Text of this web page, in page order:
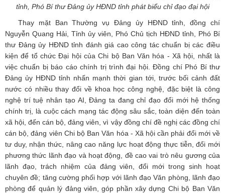
tỉnh, Phó Bí thư Đảng ủy HĐND tỉnh phát biểu chỉ đạo đại hội
Thay mặt Ban Thường vụ Đảng ủy HĐND tỉnh, đồng chí
Nguyễn Quang Hải, Tỉnh ủy viên, Phó Chủ tịch HĐND tỉnh, Phó Bí
thư Đảng ủy HĐND tỉnh đánh giá cao công tác chuẩn bị các điều
kiện để tổ chức Đại hội của Chi bộ Ban Văn hóa - Xã hội, nhất là
việc chuẩn bị báo cáo chính trị trình đại hội. Đồng chí Phó Bí thư
Đảng ủy HĐND tỉnh nhấn mạnh thời gian tới, trước bối cảnh đất
nước có nhiều thay đổi về khoa học công nghệ, đặc biệt là công
nghệ trí tuệ nhân tạo AI, Đảng ta đang chỉ đạo đổi mới hệ thống
chính trị, là cuộc cách mạng tác động sâu sắc, toàn diện đến toàn
xã hội, đến cán bộ, đảng viên, vì vậy đồng chí đề nghị các đồng chí
cán bộ, đảng viên Chi bộ Ban Văn hóa - Xã hội cần phải đổi mới về
tư duy, nhận thức, nâng cao năng lực hoạt động thực tiễn, đổi mới
phương thức lãnh đạo và hoạt động, đề cao vai trò nêu gương của
lãnh đạo, trách nhiệm của đảng viên, đổi mới trong sinh hoạt
chuyên đề; tăng cường phối hợp với lãnh đạo Văn phòng, lãnh đạo
phòng để quản lý đảng viên, góp phần xây dựng Chi bộ Ban Văn